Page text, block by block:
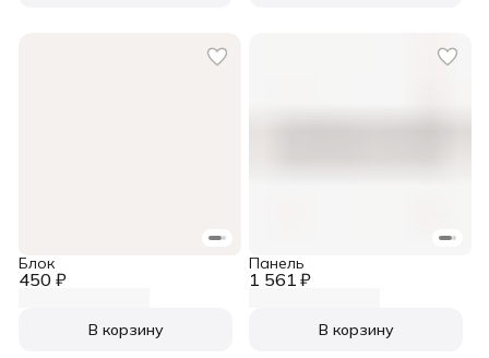
450 ₽
Блок
В корзину
1 561 ₽
Панель
В корзину